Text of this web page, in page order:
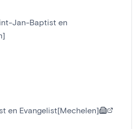
Jan-Baptist en
en Evangelist[Mechelen]